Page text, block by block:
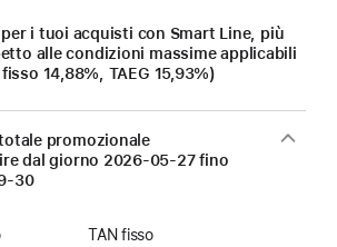
i tuoi acquisti con Smart Line, più
alle condizioni massime applicabili
14,88%, TAEG 15,93%)
promozionale
dal giorno 2026-05-27fino
30
TAN fisso